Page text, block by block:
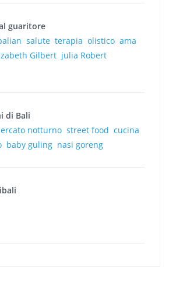
guaritore
salute terapia olistico ama
Gilbert julia Robert
di Bali
notturno street food cucina
baby guling nasi goreng